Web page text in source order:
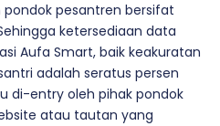
pondok pesantren bersifat
ketersediaan data
Aufa Smart, baik keakuratan
adalah seratus persen
di-entry oleh pihak pondok
atau tautan yang